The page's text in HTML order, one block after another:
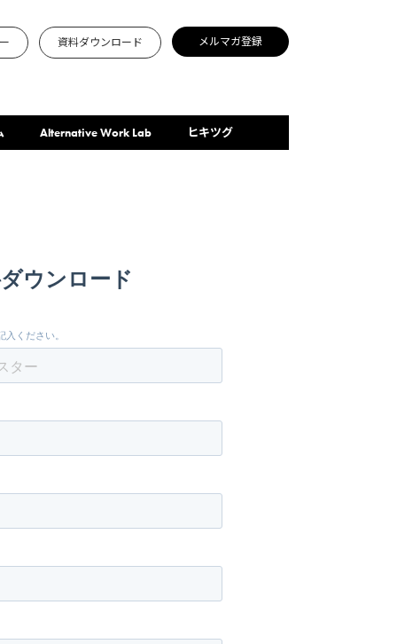
資料ダウンロード メルマガ登録
Alternative Work Lab ヒキツグ